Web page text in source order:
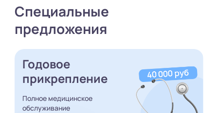
Специальные
предложения
Годовое
прикрепление
Полное медицинское
обслуживание